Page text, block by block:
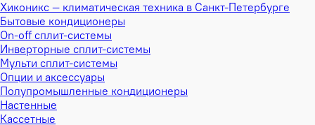
Хиконикс — климатическая техника в Санкт-Петербурге
Бытовые кондиционеры
On-off сплит-системы
Инверторные сплит-системы
Мульти сплит-системы
Опции и аксессуары
Полупромышленные кондиционеры
Настенные
Кассетные